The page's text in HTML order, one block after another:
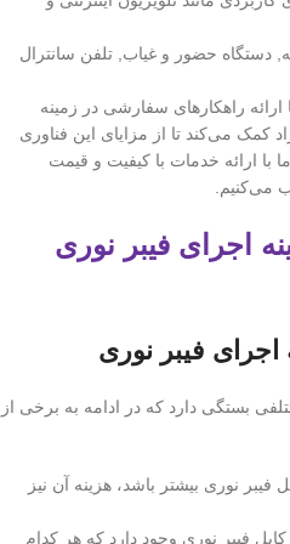
دستگاه حضور و غیاب, تلفن سانترال
راهکارهای سفارشی در زمینه
کمک می‌کند تا از مزایای این فناوری
ارائه خدمات با کیفیت و قیمت
می‌کنیم.
اجرای فیبر نوری
فیبر نوری
بستگی دارد که در ادامه به برخی از
نوری بیشتر باشد، هزینه آن نیز
کابل فیبر نوری وجود دارد که هر کدام